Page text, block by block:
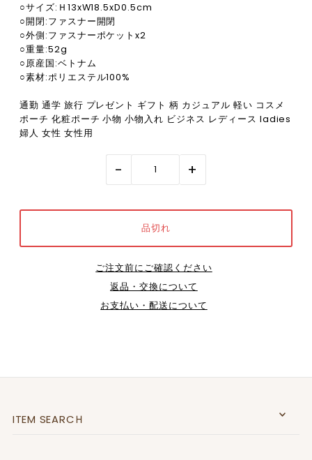
○サイズ:Ｈ13xW18.5xD0.5cm
○開閉:ファスナー開閉
○外側:ファスナーポケットx2
○重量:52g
○原産国:ベトナム
○素材:ポリエステル100%
通勤 通学 旅行 プレゼント ギフト 柄 カジュアル 軽い コスメ
ポーチ 化粧ポーチ 小物 小物入れ ビジネス レディース ladies
婦人 女性 女性用
- +
ご注文前にご確認ください
返品・交換について
お支払い・配送について
ITEM SEARCＨ